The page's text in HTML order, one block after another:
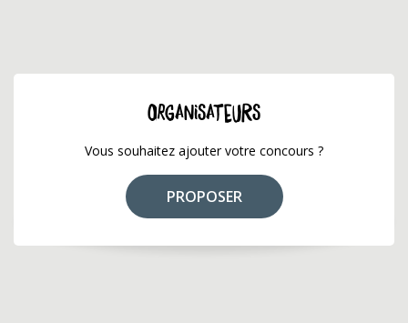
ORGANISATEURS
Vous souhaitez ajouter votre concours ?
PROPOSER